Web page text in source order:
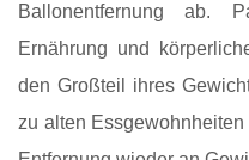
Ballonentfernung ab.
Ernährung und
den Großteil ihres
zu alten